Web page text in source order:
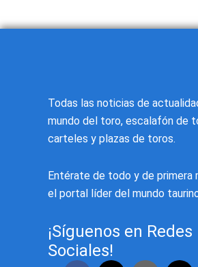
Todas las noticias de
mundo del toro, escalafón de
carteles y plazas de toros.
Entérate de todo y de primera
el portal líder del mundo
¡Síguenos en Redes
Sociales!